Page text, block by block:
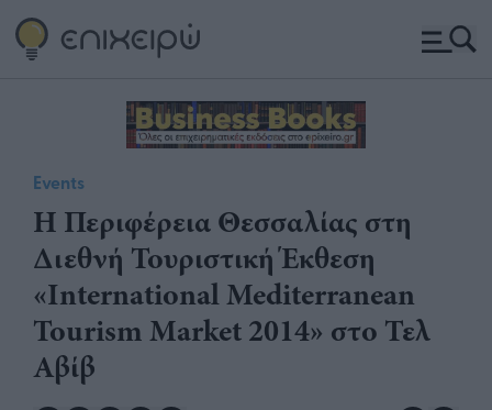
Events
Η Περιφέρεια Θεσσαλίας στη
Διεθνή Τουριστική Έκθεση
«International Mediterranean
Tourism Market 2014» στο Τελ
Αβίβ